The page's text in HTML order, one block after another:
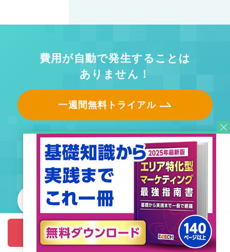
費用が自動で発生することは
ありません！
一週間無料トライアル
わずか３分で
DEECHの詳細が分かる！
媒体資料をダウンロード
1週間無料トライアル 資料請求